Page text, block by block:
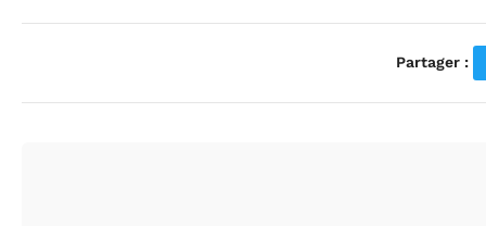
Partager :